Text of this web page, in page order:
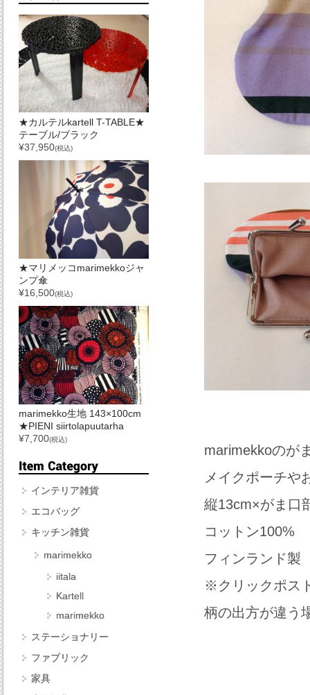
marimekkoのが
メイクポーチや
縦13cm×がま口
コットン100%
フィンランド製
※クリックポス
柄の出方が違う
★カルテルkartell T-TABLE★
テーブル/ブラック
¥37,950(税込)
★マリメッコmarimekkoジャ
ンプ傘
¥16,500(税込)
marimekko生地 143×100cm
★PIENI siirtolapuutarha
¥7,700(税込)
インテリア雑貨
エコバッグ
キッチン雑貨
marimekko
iitala
Kartell
marimekko
ステーショナリー
ファブリック
家具